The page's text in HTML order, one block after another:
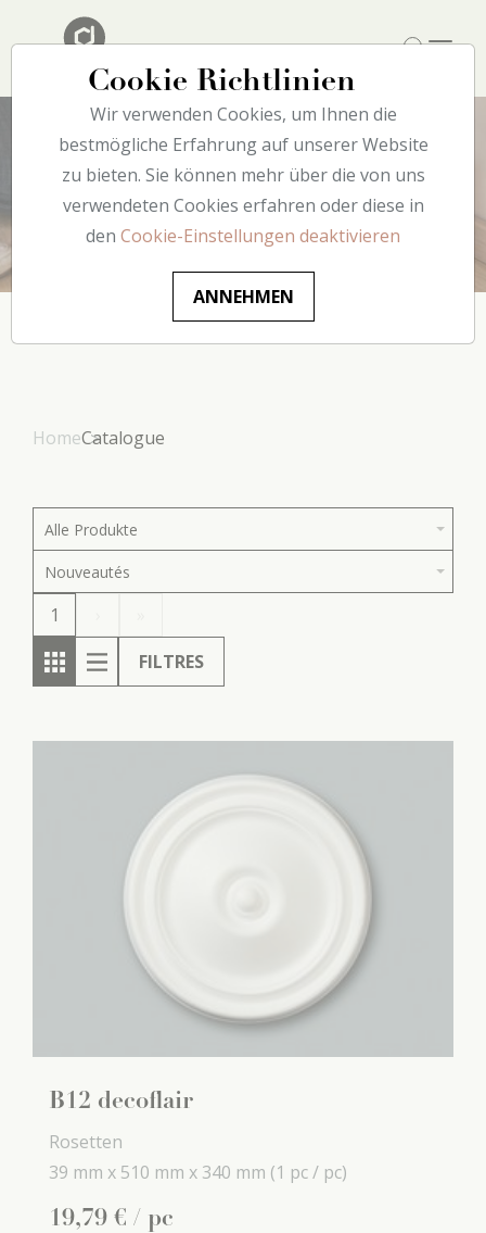
Produkte
HomeCatalogue
Alle Produkte
Nouveautés
1
FILTRES
B12 decoflair
Rosetten
39 mm x 510 mm x 340 mm (1 pc / pc)
19,79 € / pc
Cookie Richtlinien
Wir verwenden Cookies, um Ihnen die
bestmögliche Erfahrung auf unserer Website
zu bieten. Sie können mehr über die von uns
verwendeten Cookies erfahren oder diese in
den Cookie-Einstellungen deaktivieren
ANNEHMEN